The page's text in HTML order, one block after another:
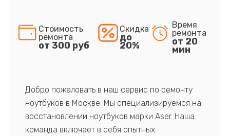
Стоимость
ремонта
от 300 руб
Скидка
до
20%
Время
ремонта
от 20
мин
Добро пожаловать в наш сервис по ремонту
ноутбуков в Москве. Мы специализируемся на
восстановлении ноутбуков марки Aser. Наша
команда включает в себя опытных